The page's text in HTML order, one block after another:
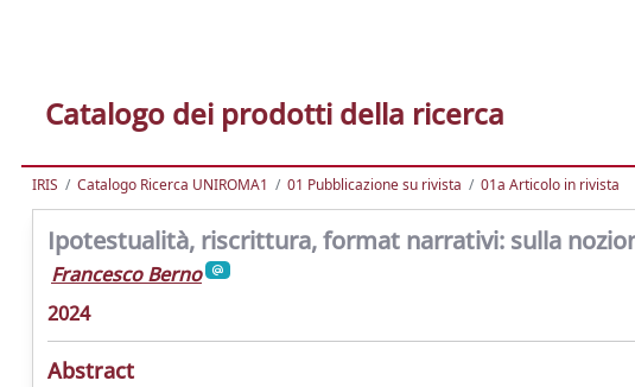
Catalogo dei prodotti della ricerca
IRIS Catalogo Ricerca UNIROMA1 01 Pubblicazione su rivista 01a Articolo in rivista
Ipotestualità, riscrittura, format narrativi: sulla
Francesco Berno
2024
Abstract